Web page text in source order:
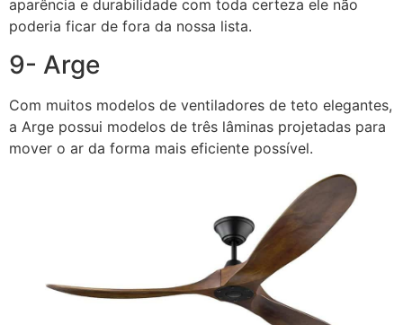
aparência e durabilidade com toda certeza ele não
poderia ficar de fora da nossa lista.
9- Arge
Com muitos modelos de ventiladores de teto elegantes,
a Arge possui modelos de três lâminas projetadas para
mover o ar da forma mais eficiente possível.